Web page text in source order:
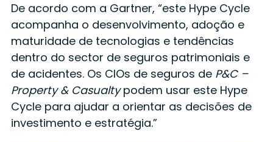
De acordo com a Gartner, “este Hype Cycle
acompanha o desenvolvimento, adoção e
maturidade de tecnologias e tendências
dentro do sector de seguros patrimoniais e
de acidentes. Os CIOs de seguros de P&C –
Property & Casualtypodem usar este Hype
Cycle para ajudar a orientar as decisões de
investimento e estratégia.”